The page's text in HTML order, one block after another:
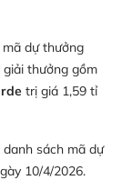
dự thưởng
thưởng gồm
trị giá 1,59 tỉ
sách mã dự
10/4/2026.